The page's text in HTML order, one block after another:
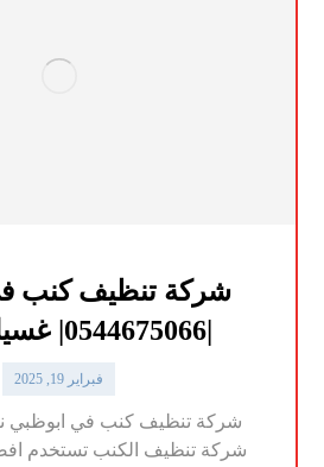
شركة تنظيف كنب
|0544675066| غسيل الكنب
فبراير 19, 2025
شركة تنظيف كنب في ابوظبي
شركة تنظيف الكنب تستخدم